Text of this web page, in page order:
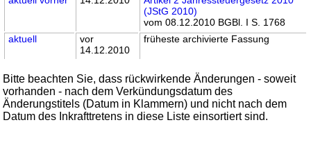
(JStG 2010)
vom 08.12.2010 BGBl. I S. 1768
aktuell
vor
14.12.2010
früheste archivierte Fassung
Bitte beachten Sie, dass rückwirkende Änderungen - soweit
vorhanden - nach dem Verkündungsdatum des
Änderungstitels (Datum in Klammern) und nicht nach dem
Datum des Inkrafttretens in diese Liste einsortiert sind.